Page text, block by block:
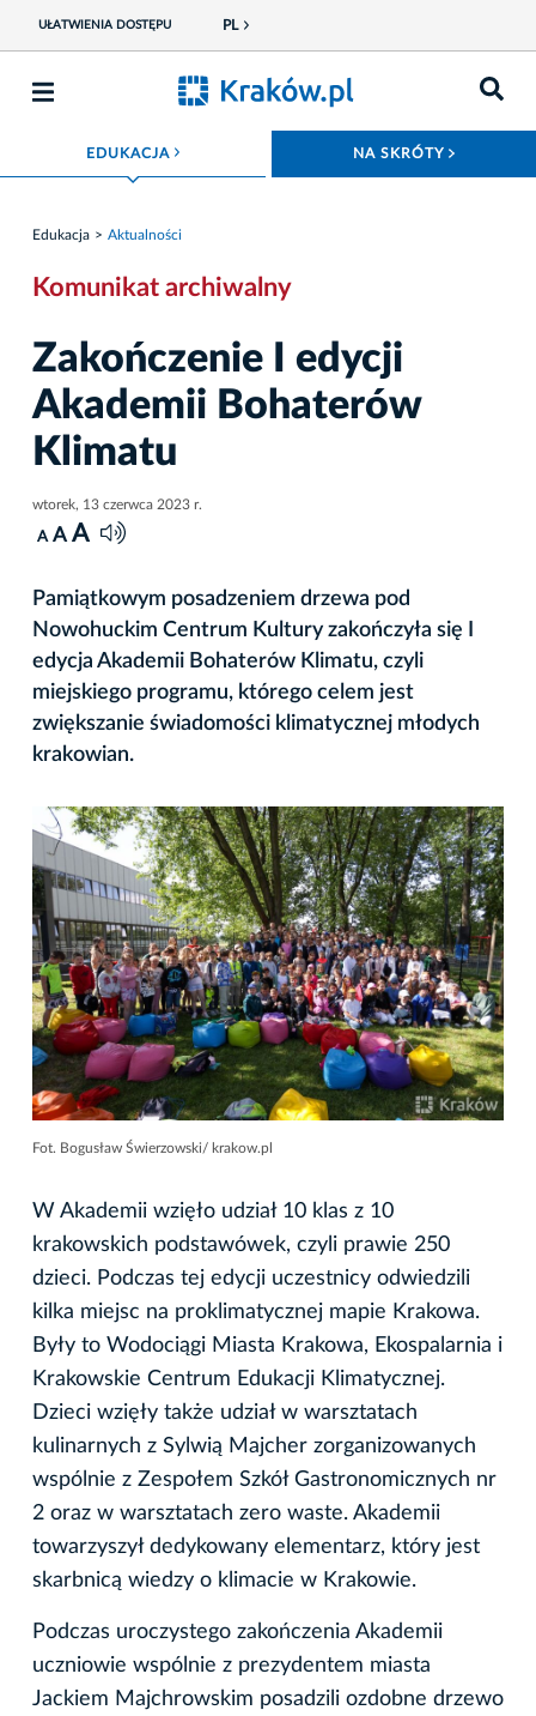
UŁATWIENIA DOSTĘPU PL
EDUKACJAROZWIŃ MENU NA SKRÓTY
Edukacja Aktualności
Komunikat archiwalny
Zakończenie I edycji
Akademii Bohaterów
Klimatu
wtorek, 13 czerwca 2023 r.
A A A
Pamiątkowym posadzeniem drzewa pod
Nowohuckim Centrum Kultury zakończyła się I
edycja Akademii Bohaterów Klimatu, czyli
miejskiego programu, którego celem jest
zwiększanie świadomości klimatycznej młodych
krakowian.
Fot. Bogusław Świerzowski/ krakow.pl
W Akademii wzięło udział 10 klas z 10
krakowskich podstawówek, czyli prawie 250
dzieci. Podczas tej edycji uczestnicy odwiedzili
kilka miejsc na proklimatycznej mapie Krakowa.
Były to Wodociągi Miasta Krakowa, Ekospalarnia i
Krakowskie Centrum Edukacji Klimatycznej.
Dzieci wzięły także udział w warsztatach
kulinarnych z Sylwią Majcher zorganizowanych
wspólnie z Zespołem Szkół Gastronomicznych nr
2 oraz w warsztatach zero waste. Akademii
towarzyszył dedykowany elementarz, który jest
skarbnicą wiedzy o klimacie w Krakowie.
Podczas uroczystego zakończenia Akademii
uczniowie wspólnie z prezydentem miasta
Jackiem Majchrowskim posadzili ozdobne drzewo